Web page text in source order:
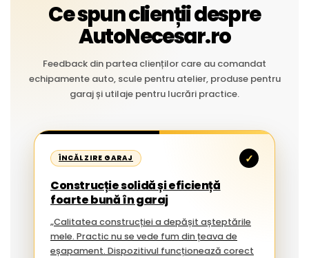
Ce spun clienții despre
AutoNecesar.ro
Feedback din partea clienților care au comandat
echipamente auto, scule pentru atelier, produse pentru
garaj și utilaje pentru lucrări practice.
ÎNCĂLZIRE GARAJ ✓
Construcție solidă și eficiență
foarte bună în garaj
„Calitatea construcției a depășit așteptările
mele. Practic nu se vede fum din țeava de
eșapament. Dispozitivul funcționează corect